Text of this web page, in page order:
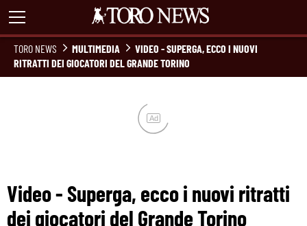
TORO NEWS MULTIMEDIA
VIDEO - SUPERGA, ECCO I NUOVI
RITRATTI DEI GIOCATORI DEL GRANDE TORINO
Ad
Video - Superga, ecco i nuovi ritratti
dei giocatori del Grande Torino